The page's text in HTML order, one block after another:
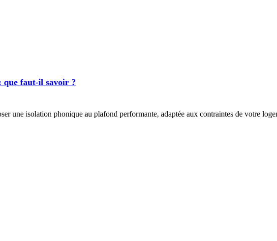
que faut-il savoir ?
une isolation phonique au plafond performante, adaptée aux contraintes de votre